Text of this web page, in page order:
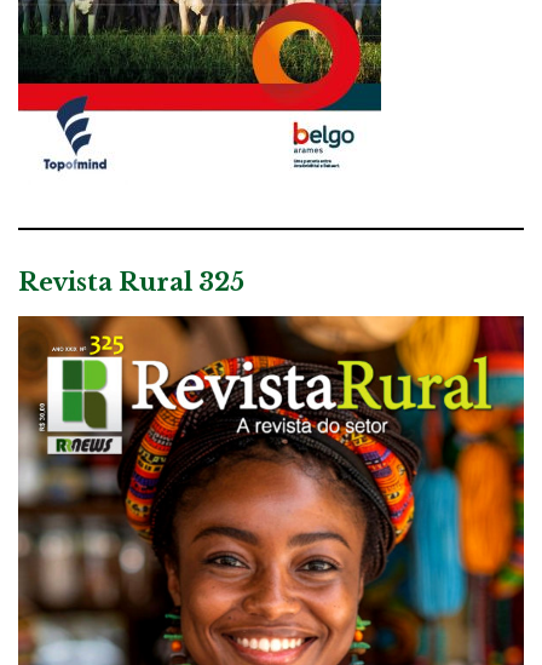
Revista Rural 325